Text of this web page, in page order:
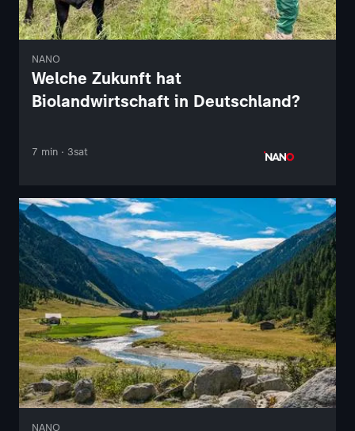
NANO
Welche Zukunft hat
Biolandwirtschaft in Deutschland?
7 min · 3sat
NANO